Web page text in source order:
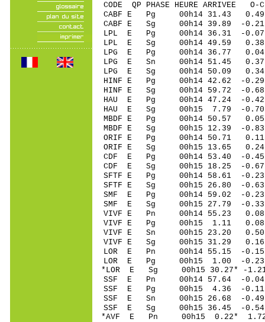
CODE QP PHASE HEURE
CABF E Pg 00h14 31.43
CABF E Sg 00h14 39.89
LPL E Pg 00h14 36.31 -0.07
LPL E Sg 00h14 49.59
LPG E Pg 00h14 36.77 0.04
LPG E Sn 00h14 51.45
LPG E Sg 00h14 50.09 0.34
HINF E Pg 00h14 42.62 -0.29
HINF E Sg 00h14 59.72 -
HAU E Pg 00h14 47.24 -0.42
HAU E Sg 00h15 7.79 -
MBDF E Pg 00h14 50.57 0.05
MBDF E Sg 00h15 12.39 -
ORIF E Pg 00h14 50.71 0.11
ORIF E Sg 00h15 13.65
CDF E Pg 00h14 53.40 -
CDF E Sg 00h15 18.25 -
SFTF E Pg 00h14 58.61 -0.23
SFTF E Sg 00h15 26.80 -
SMF E Pg 00h14 59.02 -0.23
SMF E Sg 00h15 27.79 -
VIVF E Pn 00h14 55.23 0.08
VIVF E Pg 00h15 1.11 0.08
VIVF E Sn 00h15 23.20 0.50
VIVF E Sg 00h15 31.29
LOR E Pn 00h14 55.15 -0.15
LOR E Pg 00h15 1.00 -0.23
*LOR E Sg 00h15 30.27* -
SSF E Pn 00h14 57.64 -0.04
SSF E Pg 00h15 4.36 -0.11
SSF E Sn 00h15 26.68 -0.49
SSF E Sg 00h15 36.45 -
*AVF E Pn 00h15 0.22* 1.72